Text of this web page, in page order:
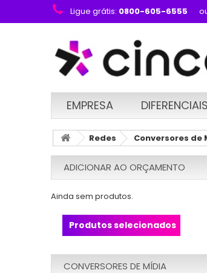
Ligue grátis: 0800-605-6555
EMPRESA DIFERENCIAIS
Redes Conversores de
ADICIONAR AO ORÇAMENTO
Ainda sem produtos.
Produtos selecionados
CONVERSORES DE MÍDIA